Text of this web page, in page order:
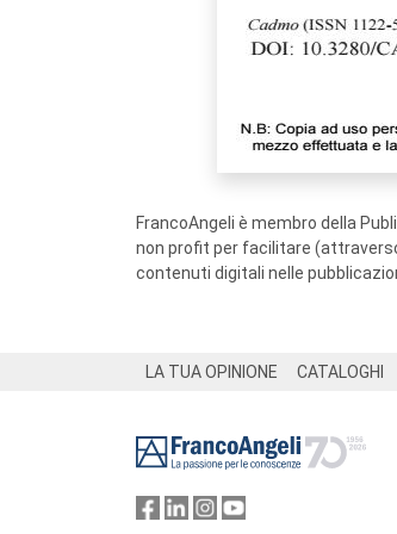
FrancoAngeli è membro della
non profit per facilitare
contenuti digitali nelle
LA TUA OPINIONE CATALOGHI